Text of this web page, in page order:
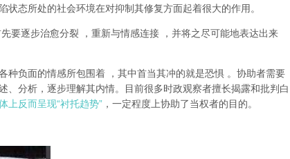
状态所处的社会环境在对抑制其修复方面起着很大的作用。
先要逐步治愈分裂 ，重新与情感连接
，并将之尽可能地表达出来
种负面的情感所包围着 ，其中首当其冲的就是恐惧 。协助者需要
、分析，逐步理解其内情。目前很多时政观察者擅长揭露和批判白
上反而呈现“衬托趋势” ，一定程度上协助了当权者的目的。